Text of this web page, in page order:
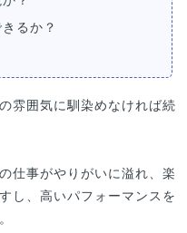
るか？
雰囲気に馴染めなければ続
仕事がやりがいに溢れ、楽
し、高いパフォーマンスを